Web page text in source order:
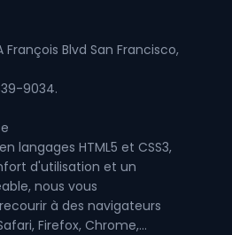
François Blvd San Francisco,
9034.
langages HTML5 et CSS3,
d'utilisation et un
nous vous
à des navigateurs
Firefox, Chrome,...